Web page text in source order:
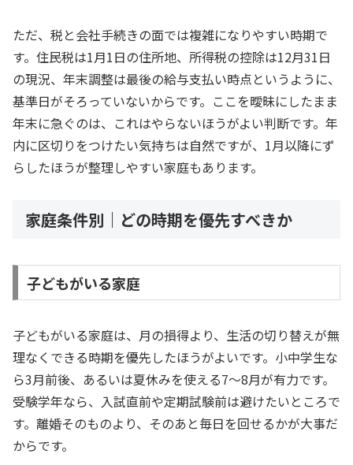
ただ、税と会社手続きの面では複雑になりやすい時期で
す。住民税は1月1日の住所地、所得税の控除は12月31日
の現況、年末調整は最後の給与支払い時点というように、
基準日がそろっていないからです。ここを曖昧にしたまま
年末に急ぐのは、これはやらないほうがよい判断です。年
内に区切りをつけたい気持ちは自然ですが、1月以降にず
らしたほうが整理しやすい家庭もあります。
家庭条件別｜どの時期を優先すべきか
子どもがいる家庭
子どもがいる家庭は、月の損得より、生活の切り替えが無
理なくできる時期を優先したほうがよいです。小中学生な
ら3月前後、あるいは夏休みを使える7〜8月が有力です。
受験学年なら、入試直前や定期試験前は避けたいところで
す。離婚そのものより、そのあと毎日を回せるかが大事だ
からです。